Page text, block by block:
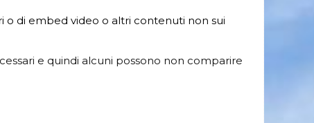
o di embed video o altri contenuti non sui
e quindi alcuni possono non comparire